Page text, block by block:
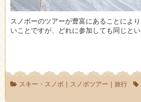
スノボーのツアーが豊富にあることによ
いことですが、どれに参加しても同じと
スキー・スノボ | スノボツアー | 旅行